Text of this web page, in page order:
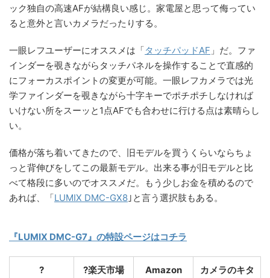
ック独自の高速AFが結構良い感じ。家電屋と思って侮ってい
ると意外と言いカメラだったりする。
一眼レフユーザーにオススメは「タッチパッドAF 」だ。ファ
インダーを覗きながらタッチパネルを操作することで直感的
にフォーカスポイントの変更が可能。一眼レフカメラでは光
学ファインダーを覗きながら十字キーでポチポチしなければ
いけない所をスーッと1点AFでも合わせに行ける点は素晴らし
い。
価格が落ち着いてきたので、旧モデルを買うくらいならちょ
っと背伸びをしてこの最新モデル。出来る事が旧モデルと比
べて格段に多いのでオススメだ。もう少しお金を積めるので
あれば、「LUMIX DMC-GX8 ｣と言う選択肢もある。
『LUMIX DMC-G7』の特設ページはコチラ
? ?楽天市場 Amazon
カメラのキタ